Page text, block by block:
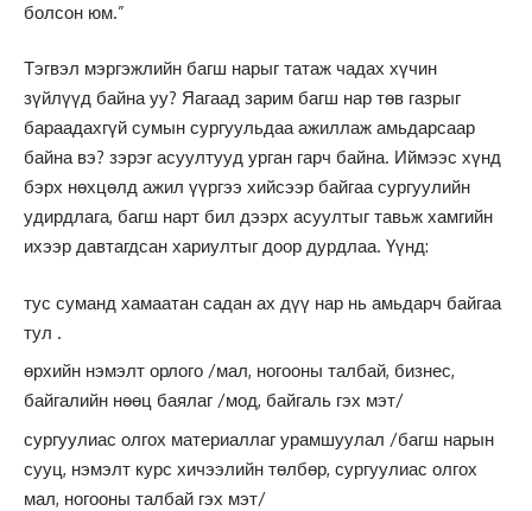
болсон юм.”
Тэгвэл мэргэжлийн багш нарыг татаж чадах хүчин
зүйлүүд байна уу? Яагаад зарим багш нар төв газрыг
бараадахгүй сумын сургуульдаа ажиллаж амьдарсаар
байна вэ? зэрэг асуултууд урган гарч байна. Иймээс хүнд
бэрх нөхцөлд ажил үүргээ хийсээр байгаа сургуулийн
удирдлага, багш нарт бил дээрх асуултыг тавьж хамгийн
ихээр давтагдсан хариултыг доор дурдлаа. Үүнд:
тус суманд хамаатан садан ах дүү нар нь амьдарч байгаа
тул .
өрхийн нэмэлт орлого /мал, ногооны талбай, бизнес,
байгалийн нөөц баялаг /мод, байгаль гэх мэт/
сургуулиас олгох материаллаг урамшуулал /багш нарын
сууц, нэмэлт курс хичээлийн төлбөр, сургуулиас олгох
мал, ногооны талбай гэх мэт/